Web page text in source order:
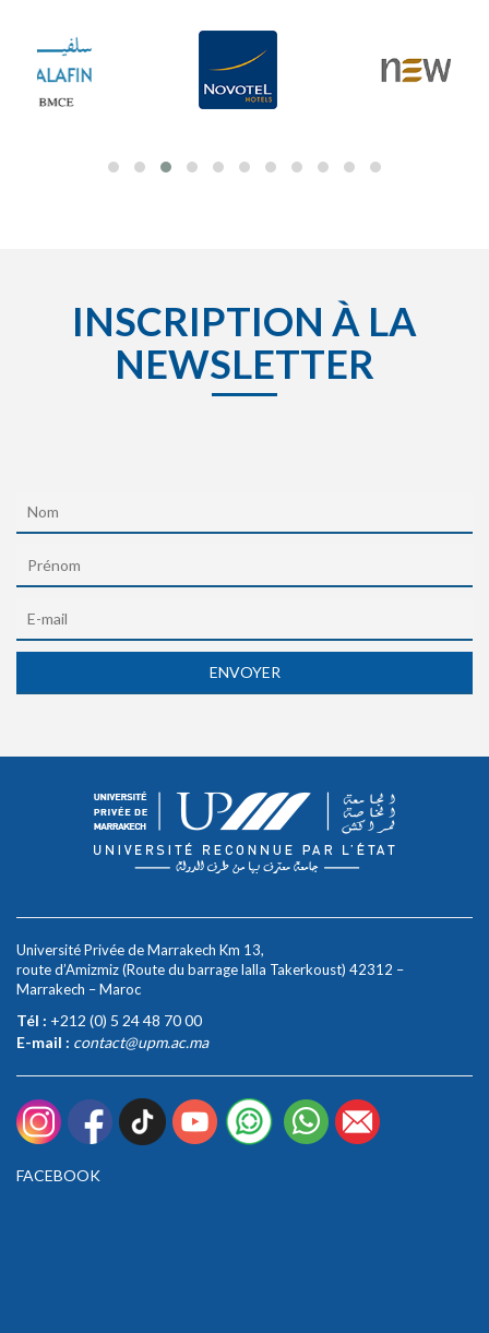
INSCRIPTION À LA
NEWSLETTER
Université Privée de Marrakech Km 13,
route d’Amizmiz (Route du barrage lalla Takerkoust) 42312 –
Marrakech – Maroc
Tél : +212 (0) 5 24 48 70 00
E-mail : contact@upm.ac.ma
FACEBOOK